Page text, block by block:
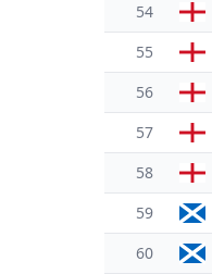
54
55
56
57
58
59
60